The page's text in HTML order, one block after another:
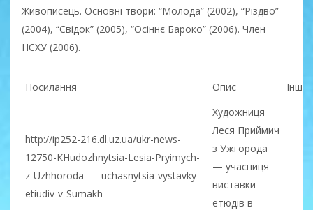
Живописець. Основні твори: “Молода” (2002), “Різдво”
(2004), “Свідок” (2005), “Осіннє Бароко” (2006). Член
НСХУ (2006).
Посилання Опис Інше
http://ip252-216.dl.uz.ua/ukr-news-
12750-KHudozhnytsia-Lesia-Pryimych-
z-Uzhhoroda-—-uchasnytsia-vystavky-
etiudiv-v-Sumakh
Художниця
Леся Приймич
з Ужгорода
— учасниця
виставки
етюдів в